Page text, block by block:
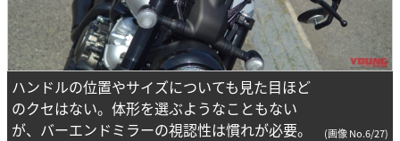
ハンドルの位置やサイズについても見た目ほど
のクセはない。体形を選ぶようなこともない
が、バーエンドミラーの視認性は慣れが必要。
(画像 No.6/27)